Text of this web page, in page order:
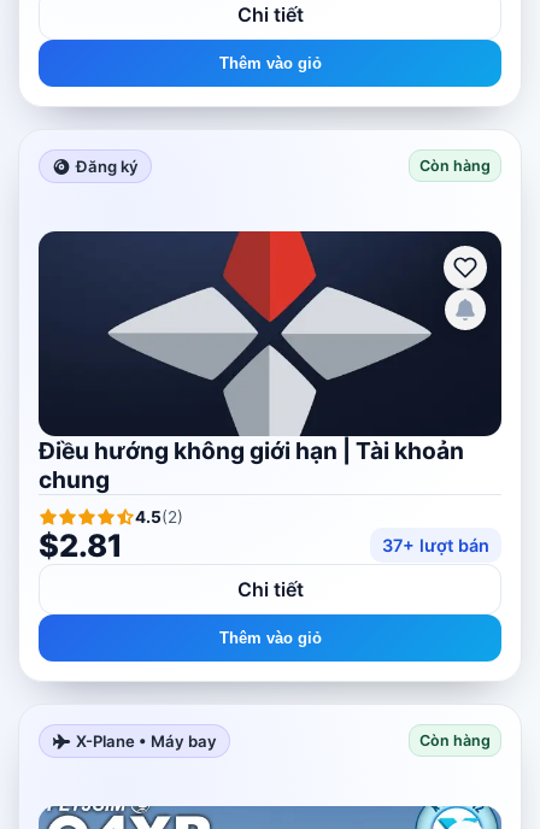
Chi tiết
Thêm vào giỏ
Đăng ký Còn hàng
Điều hướng không giới hạn | Tài khoản
chung
4.5(2)
$2.81 37+ lượt bán
Chi tiết
Thêm vào giỏ
X-Plane • Máy bay Còn hàng